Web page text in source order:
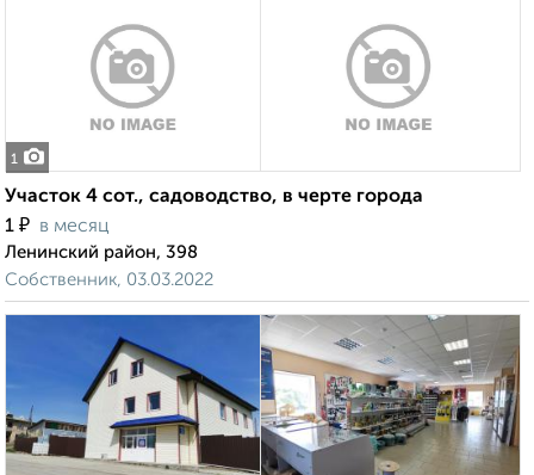
1
Участок 4 сот., садоводство, в черте города
1 ₽ в месяц
Ленинский район, 398
Собственник, 03.03.2022